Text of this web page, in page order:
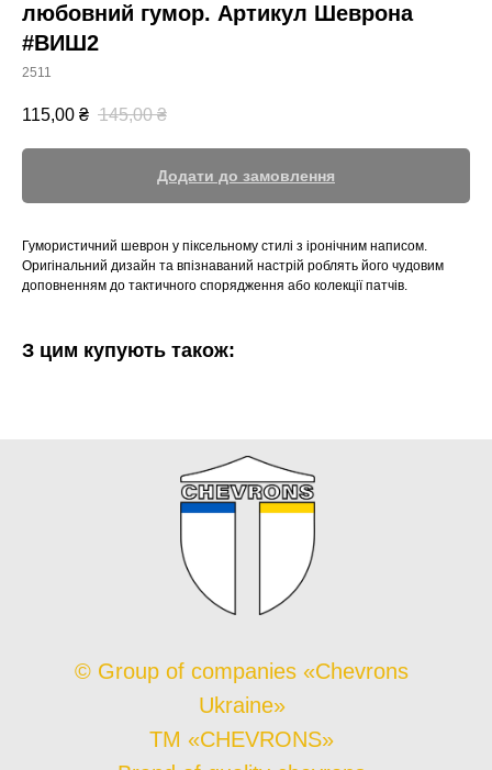
любовний гумор. Артикул Шеврона
#ВИШ2
2511
115,00 ₴ 145,00 ₴
Додати до замовлення
Гумористичний шеврон у піксельному стилі з іронічним написом.
Оригінальний дизайн та впізнаваний настрій роблять його чудовим
доповненням до тактичного спорядження або колекції патчів.
З цим купують також:
© Group of companies «Chevrons
Ukraine»
TM «CHEVRONS»